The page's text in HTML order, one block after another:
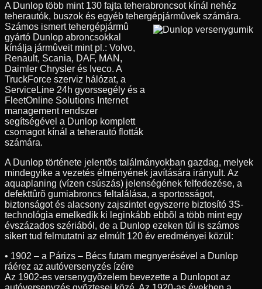
A Dunlop több mint 130 fajta teherabroncsot kínál nehéz
teherautók, buszok és egyéb tehergépjármûvek számára.
Számos ismert tehergépjármû
gyártó Dunlop abroncsokkal
kínálja jármûveit mint pl.: Volvo,
Renault, Scania, DAF, MAN,
Daimler Chrysler és Iveco. A
TruckForce szerviz hálózat, a
ServiceLine 24h gyorssegély és a
FleetOnline Solutions Internet
management rendszer
segítségével a Dunlop komplett
csomagot kínál a teherautó flották
számára.
A Dunlop története jelentõs találmányokban gazdag, melyek
mindegyike a vezetés élményének javítására irányult. Az
aquaplaning (vízen csúszás) jelenségének felfedezése, a
defekttûrõ gumiabroncs feltalálása, a sportosságot,
biztonságot és alacsony zajszintet egyszerre biztosító 3S-
technológia emelkedik ki leginkább ebbõl a több mint egy
évszázados szériából, de a Dunlop ezeken túl is számos
sikert tud felmutatni az elmúlt 120 év eredményei közül:
• 1902 – a Párizs – Bécs futam megnyerésével a Dunlop
ráérez az autóversenyzés ízére
Az 1902-es versenygyõzelem bevezette a Dunlopot az